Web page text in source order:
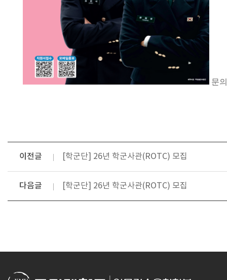
문
이전글 [학군단] 26년 학군사관(ROTC) 모집
다음글 [학군단] 26년 학군사관(ROTC) 모집